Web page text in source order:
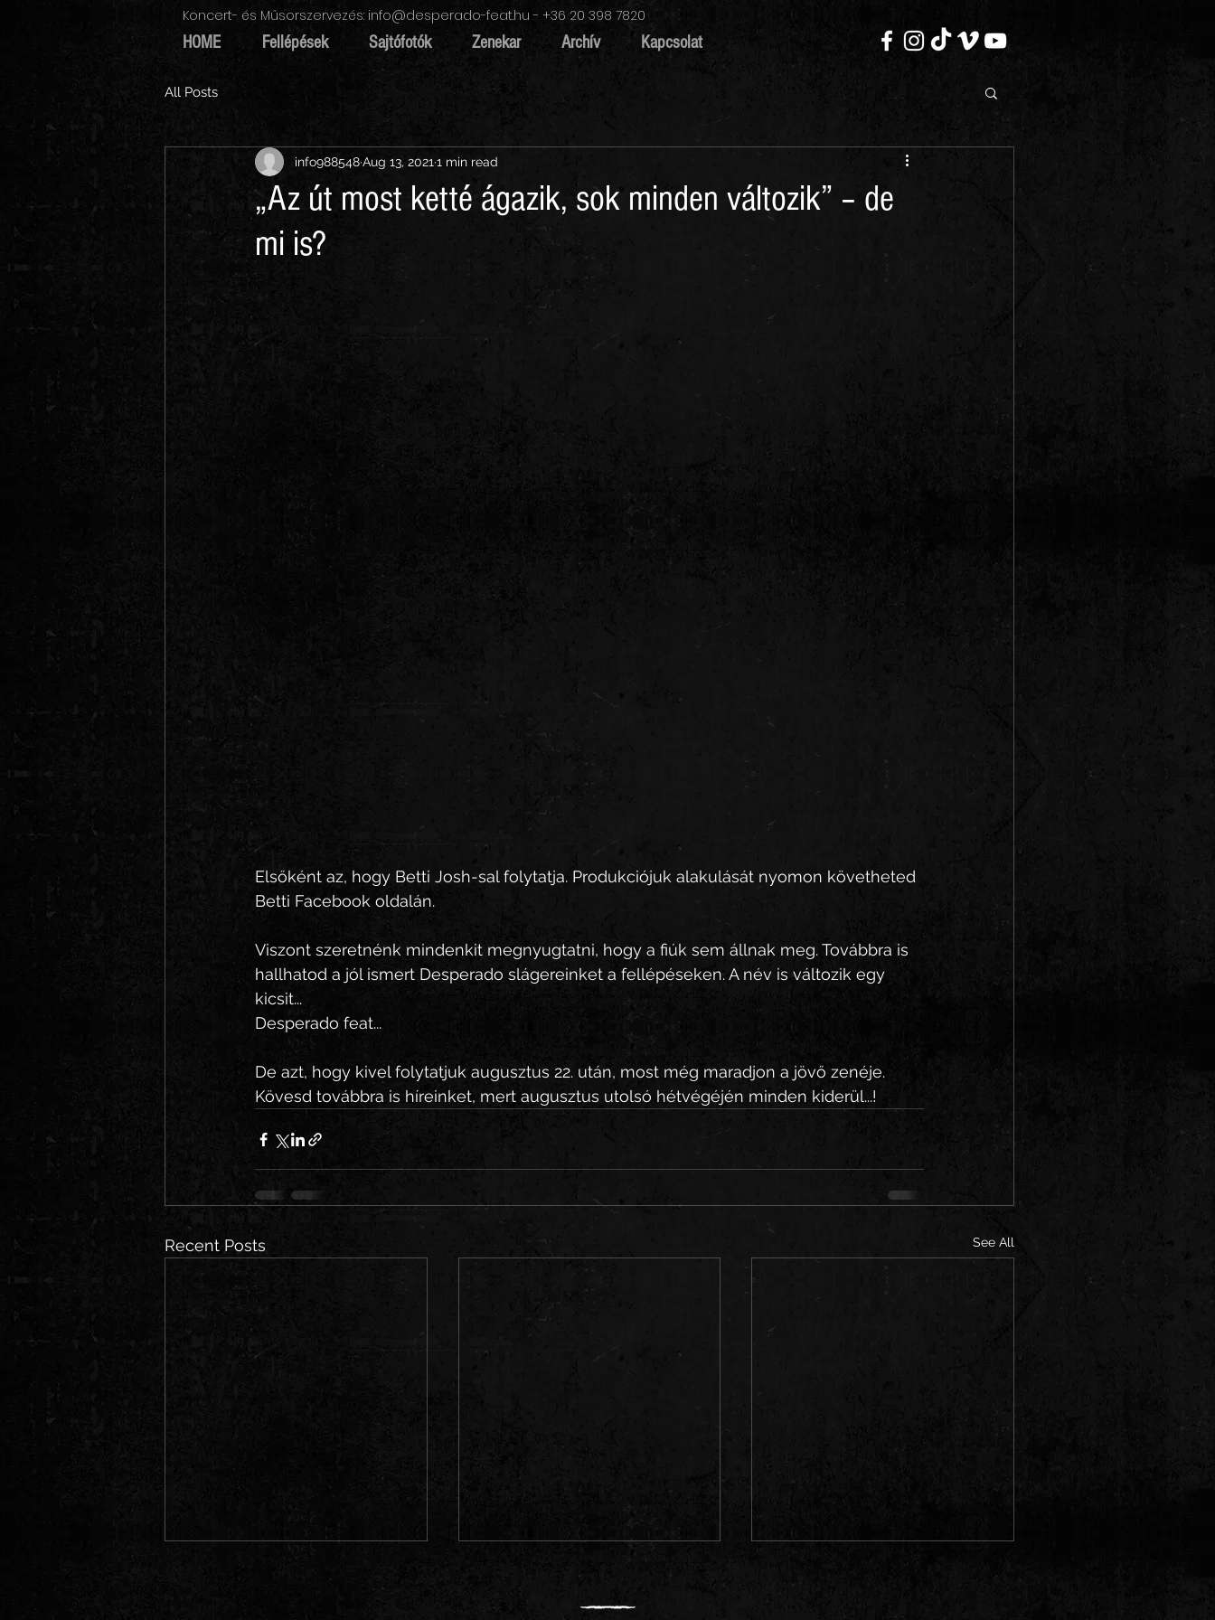
Koncert- és Műsorszervezés: info@desperado-feat.hu - +36 20 398 7820
HOME Fellépések Sajtófotók Zenekar Archív Kapcsolat
All Posts
„Az út most ketté ágazik, sok minden változik” – de
mi is?
info988548Aug 13, 2021 1 min read
Elsőként az, hogy Betti Josh-sal folytatja. Produkciójuk alakulását nyomon követheted
Betti Facebook oldalán.
Viszont szeretnénk mindenkit megnyugtatni, hogy a fiúk sem állnak meg. Továbbra is
hallhatod a jól ismert Desperado slágereinket a fellépéseken. A név is változik egy
kicsit...
Desperado feat...
De azt, hogy kivel folytatjuk augusztus 22. után, most még maradjon a jövő zenéje.
Kövesd továbbra is híreinket, mert augusztus utolsó hétvégéjén minden kiderül...!
Recent Posts See All